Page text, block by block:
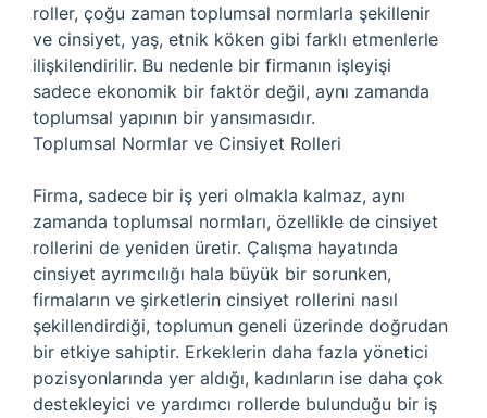
roller, çoğu zaman toplumsal normlarla şekillenir
ve cinsiyet, yaş, etnik köken gibi farklı etmenlerle
ilişkilendirilir. Bu nedenle bir firmanın işleyişi
sadece ekonomik bir faktör değil, aynı zamanda
toplumsal yapının bir yansımasıdır.
Toplumsal Normlar ve Cinsiyet Rolleri
Firma, sadece bir iş yeri olmakla kalmaz, aynı
zamanda toplumsal normları, özellikle de cinsiyet
rollerini de yeniden üretir. Çalışma hayatında
cinsiyet ayrımcılığı hala büyük bir sorunken,
firmaların ve şirketlerin cinsiyet rollerini nasıl
şekillendirdiği, toplumun geneli üzerinde doğrudan
bir etkiye sahiptir. Erkeklerin daha fazla yönetici
pozisyonlarında yer aldığı, kadınların ise daha çok
destekleyici ve yardımcı rollerde bulunduğu bir iş